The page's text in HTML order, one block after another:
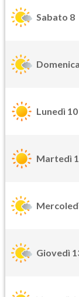
Sabato 8
Lunedì 10
Martedì
Giovedì